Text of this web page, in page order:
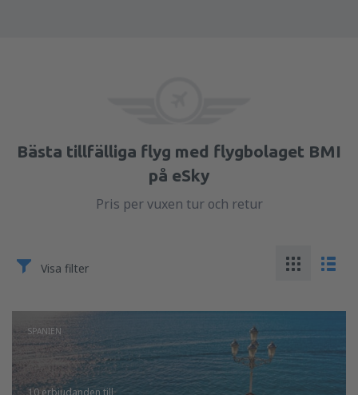
Bästa tillfälliga flyg med flygbolaget BMI
på eSky
Pris per vuxen tur och retur
Visa filter
SPANIEN